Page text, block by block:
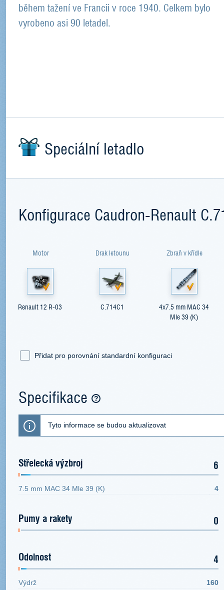
během tažení ve Francii v roce 1940. Celkem bylo
vyrobeno asi 90 letadel.
Speciální letadlo
Konfigurace Caudron-Renault
Motor
Renault 12 R-03
Drak letounu
C.714C1
Zbraň v křídle
4x7.5 mm MAC 34
Mle 39 (K)
Přidat pro porovnání standardní konfiguraci
Specifikace
Tyto informace se budou aktualizovat
Střelecká výzbroj 6
7.5 mm MAC 34 Mle 39 (K) 4
Pumy a rakety 0
Odolnost 4
Výdrž 160